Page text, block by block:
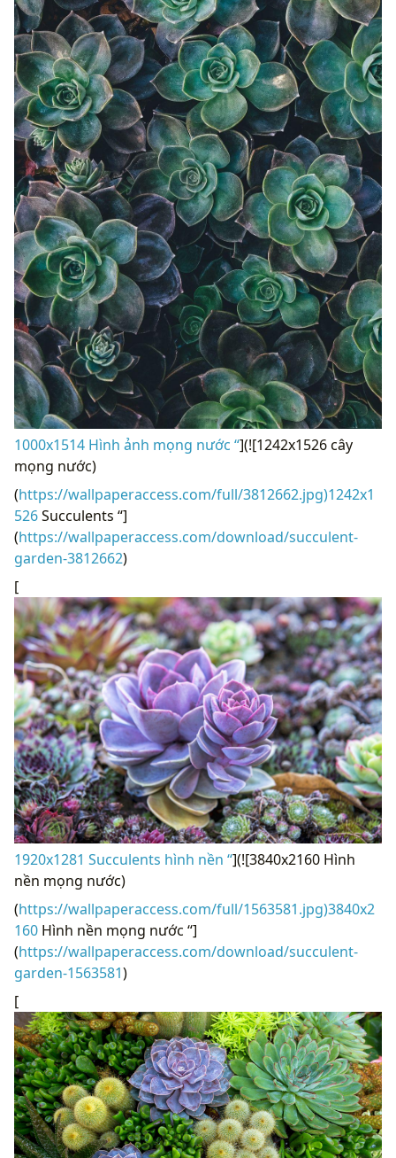
1000x1514 Hình ảnh mọng nước “](![1242x1526 cây
mọng nước)
(https://wallpaperaccess.com/full/3812662.jpg)1242x1
526Succulents “]
(https://wallpaperaccess.com/download/succulent-
garden-3812662)
[
1920x1281 Succulents hình nền “](![3840x2160 Hình
nền mọng nước)
(https://wallpaperaccess.com/full/1563581.jpg)3840x2
160 Hình nền mọng nước “]
(https://wallpaperaccess.com/download/succulent-
garden-1563581)
[